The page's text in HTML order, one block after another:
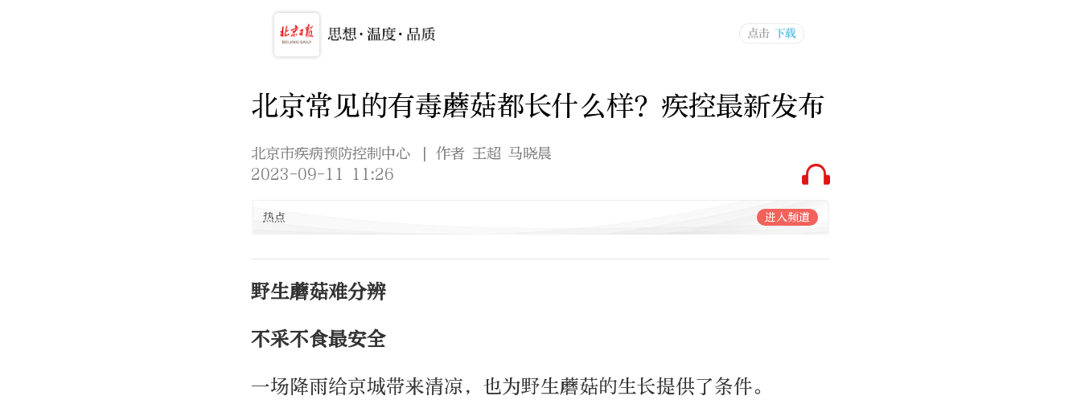
北京常见的有毒蘑菇都长什么样？疾控最新发布
北京市疾病预防控制中心
| 作者 王超 马晓晨
2023-09-11 11:26
热点 进入频道
野生蘑菇难分辨
不采不食最安全
一场降雨给京城带来清凉，也为野生蘑菇的生长提供了条件。